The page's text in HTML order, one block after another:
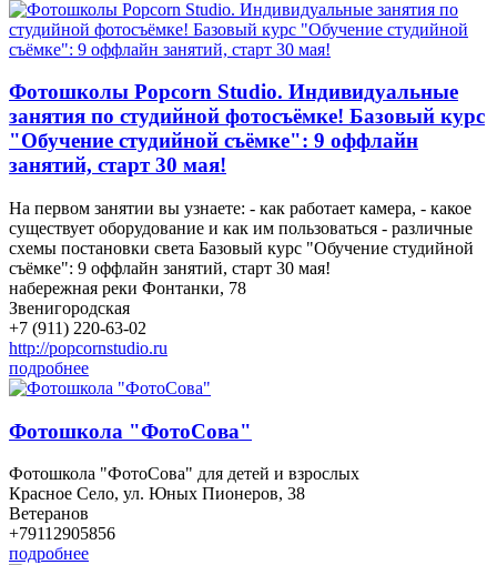
Фотошколы Popcorn Studio. Индивидуальные
занятия по студийной фотосъёмке! Базовый курс
"Обучение студийной съёмке": 9 оффлайн
занятий, старт 30 мая!
На первом занятии вы узнаете: - как работает камера, - какое
существует оборудование и как им пользоваться - различные
схемы постановки света Базовый курс "Обучение студийной
съёмке": 9 оффлайн занятий, старт 30 мая!
набережная реки Фонтанки, 78
Звенигородская
+7 (911) 220-63-02
http://popcornstudio.ru
подробнее
Фотошкола "ФотоСова"
Фотошкола "ФотоСова" для детей и взрослых
Красное Село, ул. Юных Пионеров, 38
Ветеранов
+79112905856
подробнее